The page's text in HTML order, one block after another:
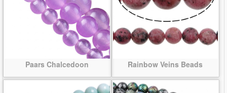
Paars Chalcedoon Rainbow Veins Beads